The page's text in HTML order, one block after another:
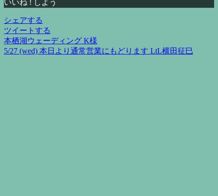
いいね ! しよう
シェアする
ツイートする
投
本栖湖ウェーディング K様
5/27 (wed) 本日より通常営業にもどります LtL横田征巳